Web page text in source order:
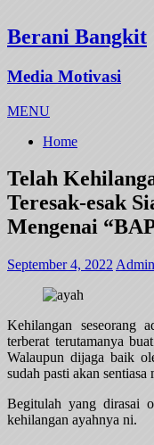
Berani Bangkit
Media Motivasi
MENU
Home
Telah
Teresak-esak
Mengenai
September 4, 2022
Kehilangan seseorang
terberat terutamanya
Walaupun dijaga baik
sudah pasti akan sentiasa
Begitulah yang dirasai
kehilangan ayahnya ni.